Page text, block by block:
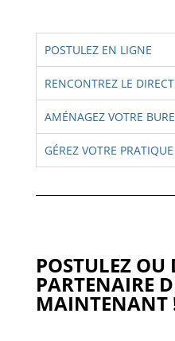
POSTULEZ EN LIGNE
RENCONTREZ LE
AMÉNAGEZ VOTRE
GÉREZ VOTRE PRATIQUE
POSTULEZ OU
PARTENAIRE
MAINTENANT